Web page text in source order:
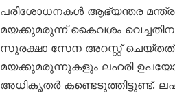
പരിശോധനകൾ ആഭ്യന്തര
മയക്കുമരുന്ന് കൈവശം
സുരക്ഷാ സേന അറസ്റ്റ് ചെയ്തത്.
മയക്കുമരുന്നുകളും ലഹരി
അധികൃതർ കണ്ടെടുത്തിട്ടുണ്ട്.